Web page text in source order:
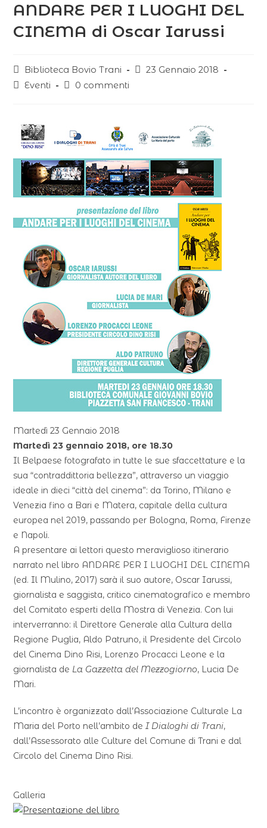
ANDARE PER I LUOGHI DEL
CINEMA di Oscar Iarussi
Biblioteca Bovio Trani
23 Gennaio 2018
Eventi
0 commenti
Martedì 23 Gennaio 2018
Martedì 23 gennaio 2018, ore 18.30
Il Belpaese fotografato in tutte le sue sfaccettature e la
sua “contraddittoria bellezza”, attraverso un viaggio
ideale in dieci “città del cinema”: da Torino, Milano e
Venezia fino a Bari e Matera, capitale della cultura
europea nel 2019, passando per Bologna, Roma, Firenze
e Napoli.
A presentare ai lettori questo meraviglioso itinerario
narrato nel libro ANDARE PER I LUOGHI DEL CINEMA
(ed. Il Mulino, 2017) sarà il suo autore, Oscar Iarussi,
giornalista e saggista, critico cinematografico e membro
del Comitato esperti della Mostra di Venezia. Con lui
interverranno: il Direttore Generale alla Cultura della
Regione Puglia, Aldo Patruno, il Presidente del Circolo
del Cinema Dino Risi, Lorenzo Procacci Leone e la
giornalista de La Gazzetta del Mezzogiorno, Lucia De
Mari.
L’incontro è organizzato dall’Associazione Culturale La
Maria del Porto nell’ambito deI Dialoghi di Trani,
dall’Assessorato alle Culture del Comune di Trani e dal
Circolo del Cinema Dino Risi.
Galleria